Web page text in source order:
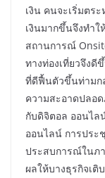
เงิน คนจะเริ่มตร
เงินมากขึ้นจึงทำใ
สถานการณ์
ทางท่องเที่ยวจึงดี
ที่ดีฟื้นตัวขึ้นท่ามก
ความสะอาดปลอ
กับดิจิตอล ออนไ
ออนไลน์ การประ
ประสบการณ์ในภ
ผลให้บางธุรกิจเ